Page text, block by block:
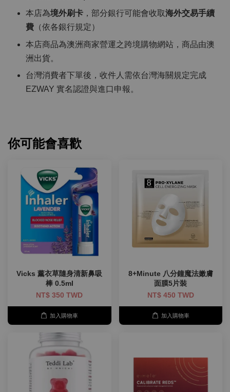
本店為境外刷卡 ，部分銀行可能會收取海外交易手續
費 （依各銀行規定）
本店商品為澳洲商家營運之跨境購物網站，商品由澳
洲出貨。
台灣消費者下單後，收件人需依台灣海關規定完成
EZWAY 實名認證與進口申報。
你可能會喜歡
Vicks 薰衣草隨身清新鼻吸
棒 0.5ml
NT$ 350 TWD
加入購物車
8+Minute 八分鐘魔法嫩膚
面膜5片裝
NT$ 450 TWD
加入購物車